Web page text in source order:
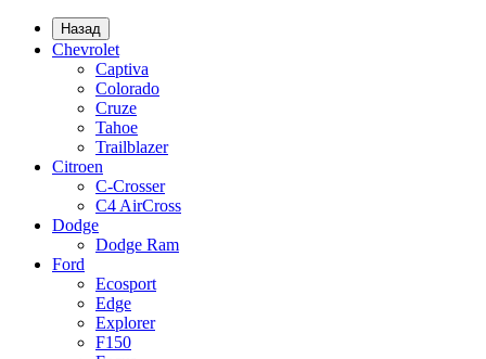
Назад
Chevrolet
Captiva
Colorado
Cruze
Tahoe
Trailblazer
Citroen
C-Crosser
C4 AirCross
Dodge
Dodge Ram
Ford
Ecosport
Edge
Explorer
F150